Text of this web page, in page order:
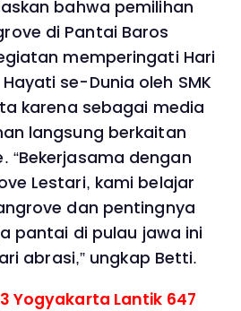
bahwa pemilihan
di Pantai Baros
memperingati Hari
se-Dunia oleh SMK
karena sebagai media
langsung berkaitan
“Bekerjasama dengan
Lestari, kami belajar
dan pentingnya
pantai di pulau jawa ini
abrasi,” ungkap Betti.
3 Yogyakarta Lantik 647